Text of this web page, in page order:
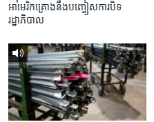
អាមេរិកគ្រោងនឹងបញ្ចៀសការបិទ
រដ្ឋាភិបាល